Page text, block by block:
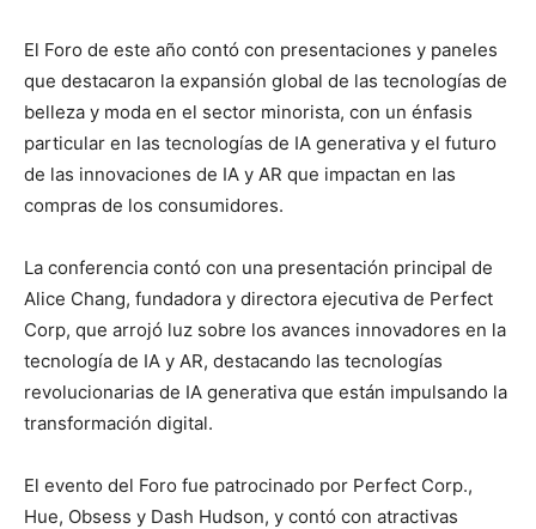
El Foro de este año contó con presentaciones y paneles
que destacaron la expansión global de las tecnologías de
belleza y moda en el sector minorista, con un énfasis
particular en las tecnologías de IA generativa y el futuro
de las innovaciones de IA y AR que impactan en las
compras de los consumidores.
La conferencia contó con una presentación principal de
Alice Chang, fundadora y directora ejecutiva de Perfect
Corp, que arrojó luz sobre los avances innovadores en la
tecnología de IA y AR, destacando las tecnologías
revolucionarias de IA generativa que están impulsando la
transformación digital.
El evento del Foro fue patrocinado por Perfect Corp.,
Hue, Obsess y Dash Hudson, y contó con atractivas